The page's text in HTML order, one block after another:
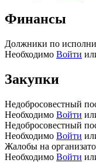
Финансы
Должники по
Необходимо Войти
Закупки
Недобросовестный
Необходимо Войти
Недобросовестный
Необходимо Войти
Жалобы на
Необходимо Войти